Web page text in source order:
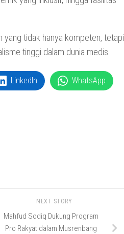
yang tidak hanya kompeten, tetapi
tinggi dalam dunia medis.
LinkedIn WhatsApp
NEXT STORY
Mahfud Sodiq Dukung Program
Pro Rakyat dalam Musrenbang